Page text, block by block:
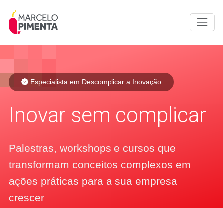
Especialista em Descomplicar a Inovação
Inovar sem complicar
Palestras, workshops e cursos que
transformam conceitos complexos em
ações práticas para a sua empresa
crescer